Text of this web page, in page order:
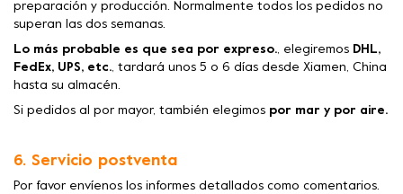
preparación y producción. Normalmente todos los pedidos no
superan las dos semanas.
Lo más probable es que sea por expreso., elegiremos DHL,
FedEx, UPS, etc., tardará unos 5 o 6 días desde Xiamen, China
hasta su almacén.
Si pedidos al por mayor, también elegimos por mar y por aire.
6. Servicio postventa
Por favor envíenos los informes detallados como comentarios.